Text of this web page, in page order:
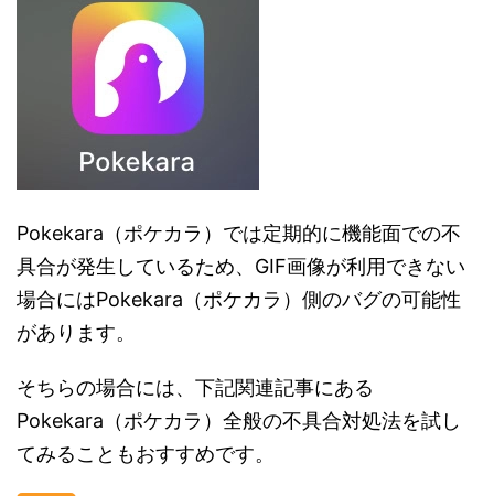
Pokekara（ポケカラ）では定期的に機能面での不
具合が発生しているため、GIF画像が利用できない
場合にはPokekara（ポケカラ）側のバグの可能性
があります。
そちらの場合には、下記関連記事にある
Pokekara（ポケカラ）全般の不具合対処法を試し
てみることもおすすめです。